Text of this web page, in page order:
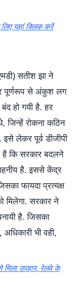
यहां क्लिक करें
सतीश झा ने
पूर्णरूप से अंकुश लग
हो गयी है. हर
रोकना कठिन
लेकर पूर्व डीजीपी
कि सरकार बदलने
है. इससे केंद्र
फायदा प्रत्यक्ष
मिलेगा. सरकार ने
है. जिसका
भी वही,
उपहार, रेलवे के